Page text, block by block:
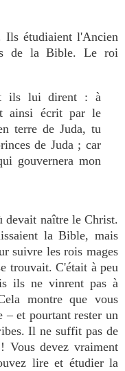
étudiaient l'Ancien
de la Bible. Le roi
ils lui dirent : à
ainsi écrit par le
terre de Juda, tu
de Juda ; car
gouvernera mon
devait naître le Christ.
la Bible, mais
suivre les rois mages
trouvait. C'était à peu
ils ne vinrent pas à
montre que vous
et pourtant rester un
Il ne suffit pas de
devez vraiment
lire et étudier la